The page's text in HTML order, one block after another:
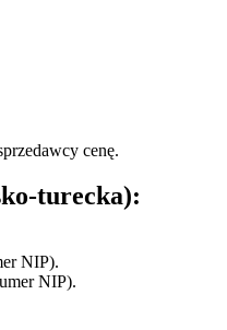
cenę.
turecka):
NIP).
NIP).